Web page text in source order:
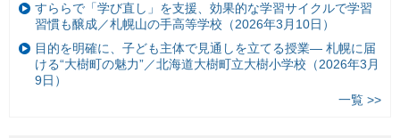
すららで「学び直し」を支援、効果的な学習サイクルで学習
習慣も醸成／札幌山の手高等学校（2026年3月10日）
目的を明確に、子ども主体で見通しを立てる授業— 札幌に届
ける“大樹町の魅力”／北海道大樹町立大樹小学校（2026年3月
9日）
一覧 >>